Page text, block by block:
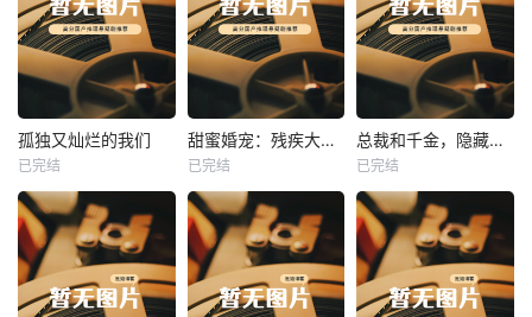
热播
未知
孤独又灿烂的我们
已完结
热播
未知
甜蜜婚宠：残疾大佬夜夜撩
已完结
热播
未知
总裁和千金，隐藏身份闪婚了
已完结